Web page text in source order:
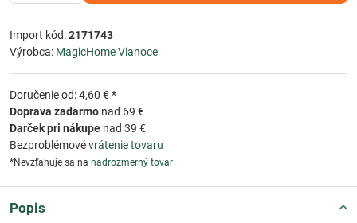
Import kód:2171743
Výrobca: MagicHome Vianoce
Doručenie od: 4,60 € *
Doprava zadarmo nad 69 €
Darček pri nákupe nad 39 €
Bezproblémovévrátenie tovaru
*Nevzťahuje sa na nadrozmerný tovar
Popis